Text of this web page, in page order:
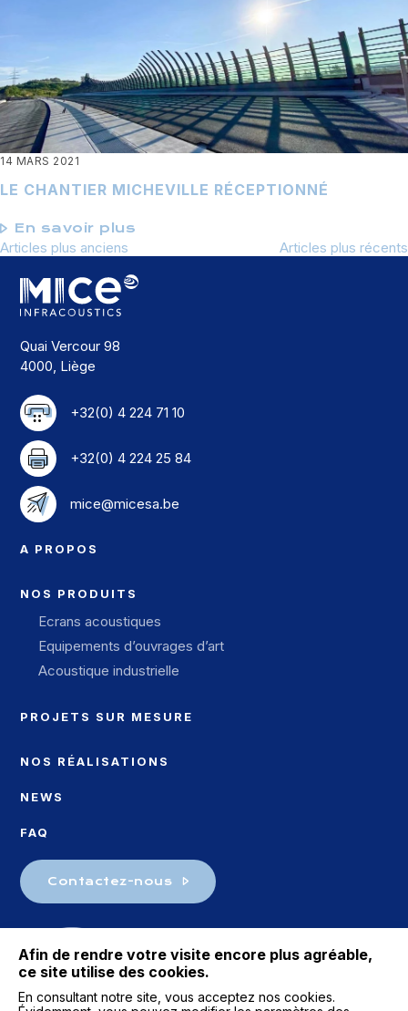
14 MARS 2021
LE CHANTIER MICHEVILLE RÉCEPTIONNÉ
En savoir plus
Navigation
des
articles
Articles plus anciens Articles plus récents
Quai Vercour 98
4000, Liège
+32(0) 4 224 71 10
+32(0) 4 224 25 84
mice@micesa.be
A PROPOS
NOS PRODUITS
Ecrans acoustiques
Equipements d’ouvrages d’art
Acoustique industrielle
PROJETS SUR MESURE
NOS RÉALISATIONS
NEWS
FAQ
Contactez-nous
Afin de rendre votre visite encore plus agréable,
ce site utilise des cookies.
En consultant notre site, vous acceptez nos cookies.